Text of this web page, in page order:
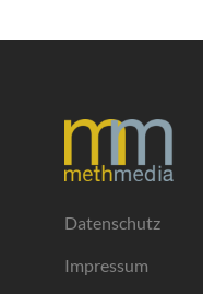
Datenschutz
Impressum